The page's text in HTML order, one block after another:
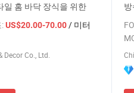
일 홈 바닥 장식을 위한
US$20.00-70.00/ 미터
Decor Co., Ltd.